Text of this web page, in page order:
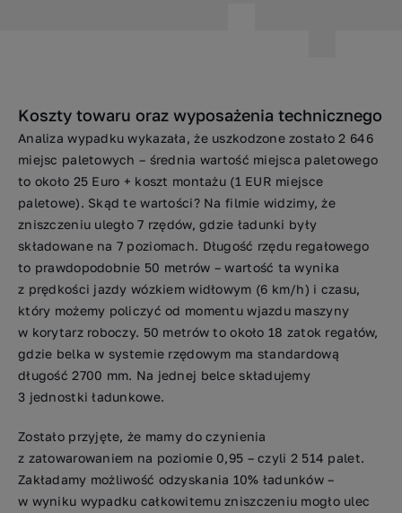
Koszty towaru oraz wyposażenia technicznego
Analiza wypadku wykazała, że uszkodzone zostało 2 646
miejsc paletowych – średnia wartość miejsca paletowego
to około 25 Euro + koszt montażu (1 EUR miejsce
paletowe). Skąd te wartości? Na filmie widzimy, że
zniszczeniu uległo 7 rzędów, gdzie ładunki były
składowane na 7 poziomach. Długość rzędu regałowego
to prawdopodobnie 50 metrów – wartość ta wynika
z prędkości jazdy wózkiem widłowym (6 km/h) i czasu,
który możemy policzyć od momentu wjazdu maszyny
w korytarz roboczy. 50 metrów to około 18 zatok regałów,
gdzie belka w systemie rzędowym ma standardową
długość 2700 mm. Na jednej belce składujemy
3 jednostki ładunkowe.
Zostało przyjęte, że mamy do czynienia
z zatowarowaniem na poziomie 0,95 – czyli 2 514 palet.
Zakładamy możliwość odzyskania 10% ładunków –
w wyniku wypadku całkowitemu zniszczeniu mogło ulec